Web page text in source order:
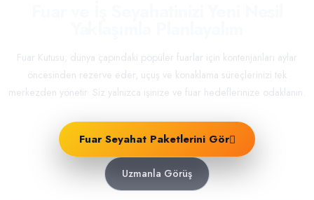
Fuar Kutusu; dünya çapındaki popüler fuarlar için kontenjanları aylar
öncesinden rezerve eder, uçuş ve konaklama süreçlerinizi tek
merkezden yönetir. Siz yalnızca işinize ve fuar hedeflerinize odaklanın.
Fuar Seyahat Paketlerini Gör
Uzmanla Görüş